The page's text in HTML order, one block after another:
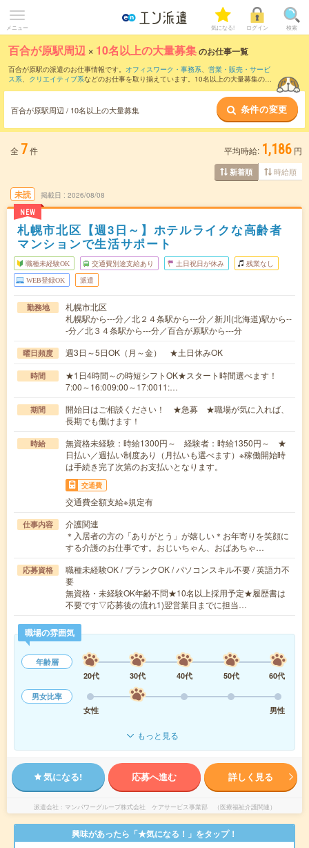
メニュー 気になる! ログイン 検索
百合が原駅周辺 × 10名以上の大量募集のお仕事一覧
百合が原駅の派遣のお仕事情報です。 オフィスワーク・事務系、 営業・販売・サービ
ス系、 クリエイティブ系などのお仕事を取り揃えています。10名以上の大量募集の条
百合が原駅周辺 / 10名以上の大量募集 条件の変更
全 7件 平均時給: 1,186 円
新着順 時給順
未読
NEW
掲載日 2026/08/08
札幌市北区【週3日～】ホテルライクな高齢者
マンションで生活サポート
職種未経験OK 交通費別途支給あり 土日祝日が休み 残業なし
WEB登録OK 派遣
勤務地
札幌市北区
札幌駅から---分／北２４条駅から---分／新川(北海道)駅から--
-分／北３４条駅から---分／百合が原駅から---分
曜日頻度 週3日～5日OK（月～金） ★土日休みOK
時間
★1日4時間～の時短シフトOK★スタート時間選べます！
7:00～16:009:00～17:0011:…
期間
開始日はご相談ください！ ★急募 ★職場が気に入れば、
長期でも働けます！
時給
無資格未経験：時給1300円～ 経験者：時給1350円～ ★
日払い／週払い制度あり（月払いも選べます）※稼働開始時
は手続き完了次第のお支払いとなります。
交通費
交通費全額支給※規定有
仕事内容
介護関連
＊入居者の方の「ありがとう」が嬉しい＊お年寄りを笑顔に
する介護のお仕事です。おじいちゃん、おばあちゃ…
応募資格
職種未経験OK / ブランクOK / パソコンスキル不要 / 英語力不
要
無資格・未経験OK年齢不問★10名以上採用予定★履歴書は
不要です▽応募後の流れ1)翌営業日までに担当…
職場の雰囲気
年齢層
20代
30代 40代 50代
60代
男女比率
女性
男性
もっと見る
気になる! 応募へ進む 詳しく見る
派遣会社 マンパワーグループ株式会社 ケアサービス事業部 （医療福祉介護関連）
興味があったら「★気になる！」をタップ！